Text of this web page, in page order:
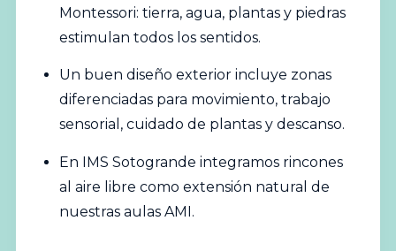
Montessori: tierra, agua, plantas y piedras
estimulan todos los sentidos.
Un buen diseño exterior incluye zonas
diferenciadas para movimiento, trabajo
sensorial, cuidado de plantas y descanso.
En IMS Sotogrande integramos rincones
al aire libre como extensión natural de
nuestras aulas AMI.